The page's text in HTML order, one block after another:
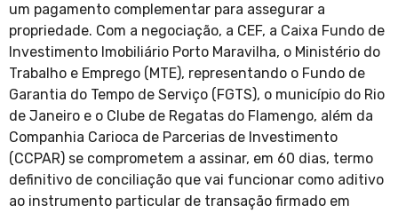
um pagamento complementar para assegurar a
propriedade. Com a negociação, a CEF, a Caixa Fundo de
Investimento Imobiliário Porto Maravilha, o Ministério do
Trabalho e Emprego (MTE), representando o Fundo de
Garantia do Tempo de Serviço (FGTS), o município do Rio
de Janeiro e o Clube de Regatas do Flamengo, além da
Companhia Carioca de Parcerias de Investimento
(CCPAR) se comprometem a assinar, em 60 dias, termo
definitivo de conciliação que vai funcionar como aditivo
ao instrumento particular de transação firmado em